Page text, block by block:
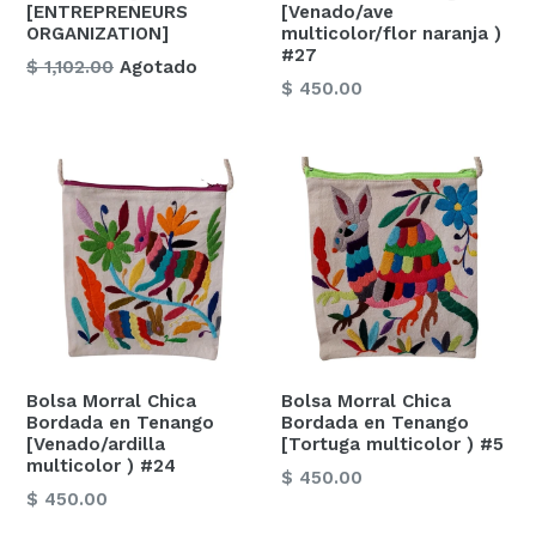
[ENTREPRENEURS
ORGANIZATION]
Precio
$ 1,102.00 Agotado
[Venado/ave
multicolor/flor naranja )
#27
Precio
$ 450.00
Bolsa Morral Chica
Bordada en Tenango
[Venado/ardilla
multicolor ) #24
Precio
$ 450.00
Bolsa Morral Chica
Bordada en Tenango
[Tortuga multicolor ) #5
Precio
$ 450.00